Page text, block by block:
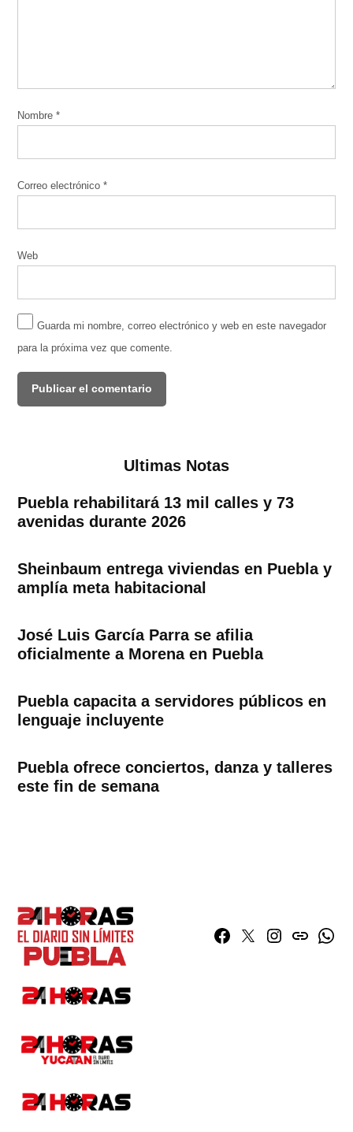
Nombre*
Correo electrónico*
Web
Guarda mi nombre, correo electrónico y web en este navegador
para la próxima vez que comente.
Ultimas Notas
Puebla rehabilitará 13 mil calles y 73
avenidas durante 2026
Sheinbaum entrega viviendas en Puebla y
amplía meta habitacional
José Luis García Parra se afilia
oficialmente a Morena en Puebla
Puebla capacita a servidores públicos en
lenguaje incluyente
Puebla ofrece conciertos, danza y talleres
este fin de semana
Facebook
TwitterInstagram
issuu